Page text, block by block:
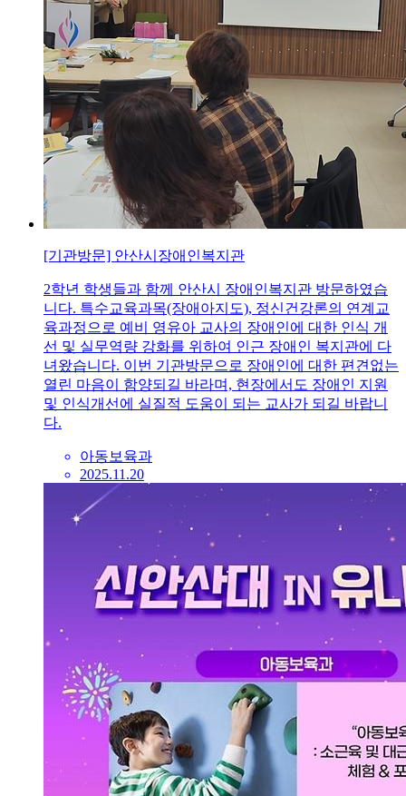
[기관방문] 안산시장애인복지관
2학년 학생들과 함께 안산시 장애인복지관 방문하였습
니다. 특수교육과목(장애아지도), 정신건강론의 연계교
육과정으로 예비 영유아 교사의 장애인에 대한 인식 개
선 및 실무역량 강화를 위하여 인근 장애인 복지관에 다
녀왔습니다. 이번 기관방문으로 장애인에 대한 편견없는
열린 마음이 함양되길 바라며, 현장에서도 장애인 지원
및 인식개선에 실질적 도움이 되는 교사가 되길 바랍니
다.
아동보육과
2025.11.20